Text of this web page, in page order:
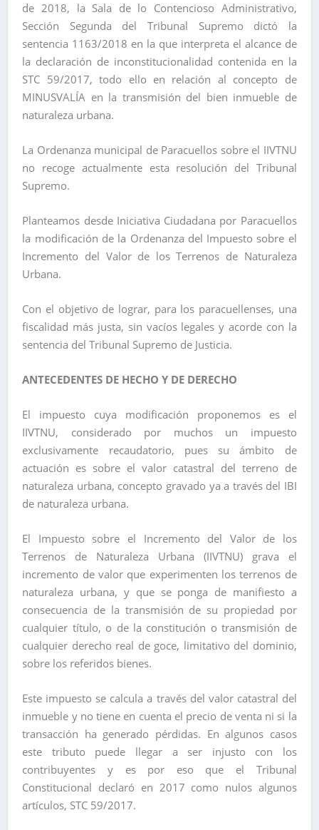
de 2018, la Sala de lo Contencioso Administrativo,
Sección Segunda del Tribunal Supremo dictó la
sentencia 1163/2018 en la que interpreta el alcance de
la declaración de inconstitucionalidad contenida en la
STC 59/2017, todo ello en relación al concepto de
MINUSVALÍA en la transmisión del bien inmueble de
naturaleza urbana.
La Ordenanza municipal de Paracuellos sobre el IIVTNU
no recoge actualmente esta resolución del Tribunal
Supremo.
Planteamos desde Iniciativa Ciudadana por Paracuellos
la modificación de la Ordenanza del Impuesto sobre el
Incremento del Valor de los Terrenos de Naturaleza
Urbana.
Con el objetivo de lograr, para los paracuellenses, una
fiscalidad más justa, sin vacíos legales y acorde con la
sentencia del Tribunal Supremo de Justicia.
ANTECEDENTES DE HECHO Y DE DERECHO
El impuesto cuya modificación proponemos es el
IIVTNU, considerado por muchos un impuesto
exclusivamente recaudatorio, pues su ámbito de
actuación es sobre el valor catastral del terreno de
naturaleza urbana, concepto gravado ya a través del IBI
de naturaleza urbana.
El Impuesto sobre el Incremento del Valor de los
Terrenos de Naturaleza Urbana (IIVTNU) grava el
incremento de valor que experimenten los terrenos de
naturaleza urbana, y que se ponga de manifiesto a
consecuencia de la transmisión de su propiedad por
cualquier título, o de la constitución o transmisión de
cualquier derecho real de goce, limitativo del dominio,
sobre los referidos bienes.
Este impuesto se calcula a través del valor catastral del
inmueble y no tiene en cuenta el precio de venta ni si la
transacción ha generado pérdidas. En algunos casos
este tributo puede llegar a ser injusto con los
contribuyentes y es por eso que el Tribunal
Constitucional declaró en 2017 como nulos algunos
artículos, STC 59/2017.